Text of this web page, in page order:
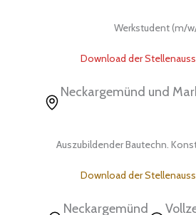
Werkstudent (m/
Download der
Neckargemünd und
Auszubildender Bautechn.
Download der
Neckargemünd